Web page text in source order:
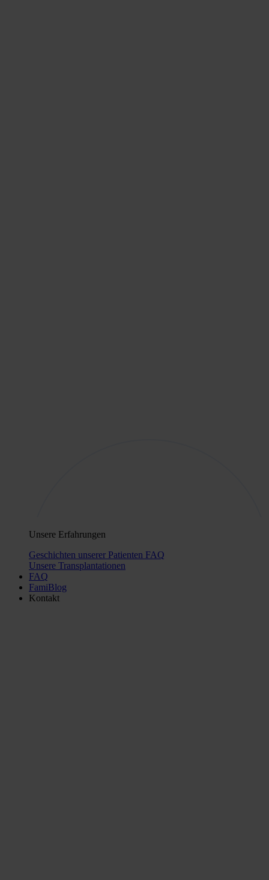
Unsere Erfahrungen
Geschichten unserer Patienten FAQ
Unsere Transplantationen
FAQ
FamiBlog
Kontakt